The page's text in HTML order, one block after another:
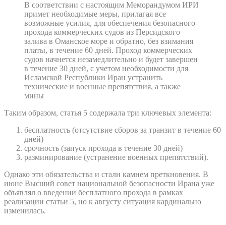
В соответствии с настоящим Меморандумом ИРИ
примет необходимые меры, прилагая все
возможные усилия, для обеспечения безопасного
прохода коммерческих судов из Персидского
залива в Оманское море и обратно, без взимания
платы, в течение 60 дней. Проход коммерческих
судов начнется незамедлительно и будет завершен
в течение 30 дней, с учетом необходимости для
Исламской Республики Иран устранить
технические и военные препятствия, а также
мины
Таким образом, статья 5 содержала три ключевых элемента:
бесплатность (отсутствие сборов за транзит в течение 60
дней)
срочность (запуск прохода в течение 30 дней)
разминирование (устранение военных препятствий).
Однако эти обязательства и стали камнем преткновения. В
июне Высший совет национальной безопасности Ирана уже
объявлял о введении бесплатного прохода в рамках
реализации статьи 5, но к августу ситуация кардинально
изменилась.